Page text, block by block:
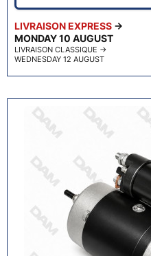
LIVRAISON EXPRESS →
MONDAY 10 AUGUST
LIVRAISON CLASSIQUE →
WEDNESDAY 12 AUGUST